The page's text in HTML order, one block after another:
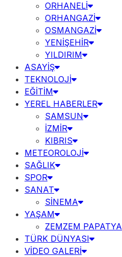
ORHANELİ
ORHANGAZİ
OSMANGAZİ
YENİŞEHİR
YILDIRIM
ASAYİŞ
TEKNOLOJİ
EĞİTİM
YEREL HABERLER
SAMSUN
İZMİR
KIBRIS
METEOROLOJİ
SAĞLIK
SPOR
SANAT
SİNEMA
YAŞAM
ZEMZEM PAPATYA
TÜRK DÜNYASI
VİDEO GALERİ